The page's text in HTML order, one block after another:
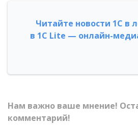
Читайте новости 1С в
в 1С Lite — онлайн-
Нам важно ваше мнение!
комментарий!